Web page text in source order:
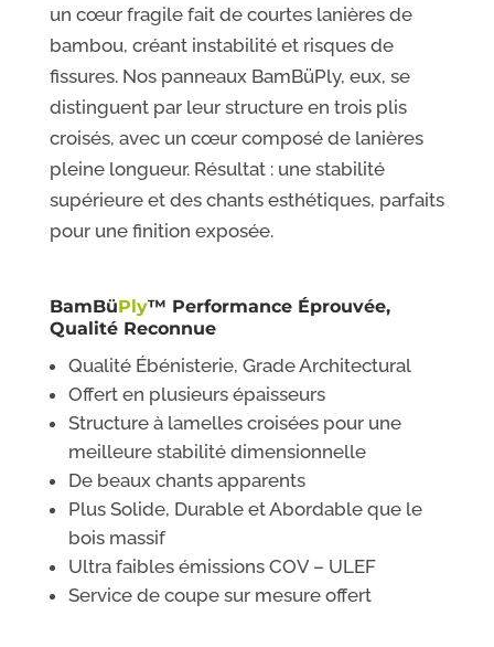
un cœur fragile fait de courtes lanières de
bambou, créant instabilité et risques de
fissures. Nos panneaux BamBüPly, eux, se
distinguent par leur structure en trois plis
croisés, avec un cœur composé de lanières
pleine longueur. Résultat : une stabilité
supérieure et des chants esthétiques, parfaits
pour une finition exposée.
BamBüPly™ Performance Éprouvée,
Qualité Reconnue
Qualité Ébénisterie, Grade Architectural
Offert en plusieurs épaisseurs
Structure à lamelles croisées pour une
meilleure stabilité dimensionnelle
De beaux chants apparents
Plus Solide, Durable et Abordable que le
bois massif
Ultra faibles émissions COV – ULEF
Service de coupe sur mesure offert